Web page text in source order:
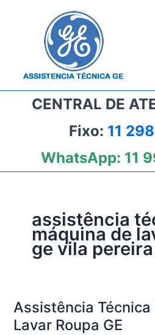
CENTRAL DE
Fixo: 11
WhatsApp: 11
assistência
máquina de
ge vila
Assistência
Lavar Roupa GE